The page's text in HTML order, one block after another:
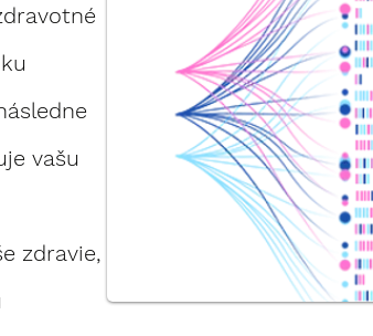
vašu
zdravie,